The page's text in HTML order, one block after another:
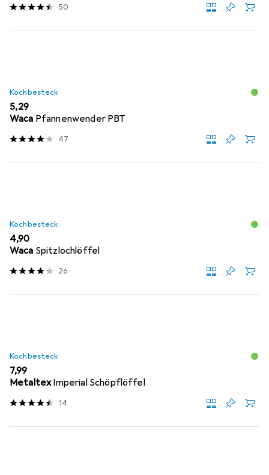
50
Kochbesteck
EUR
5,29
Waca Pfannenwender PBT
47
Kochbesteck
EUR
4,90
Waca Spitzlochlöffel
26
Kochbesteck
EUR
7,99
MetaltexImperial Schöpflöffel
14